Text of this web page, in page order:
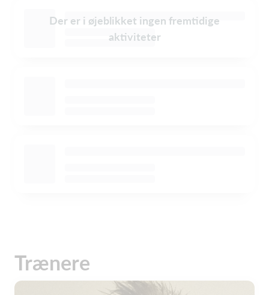
Der er i øjeblikket ingen fremtidige
aktiviteter
Trænere